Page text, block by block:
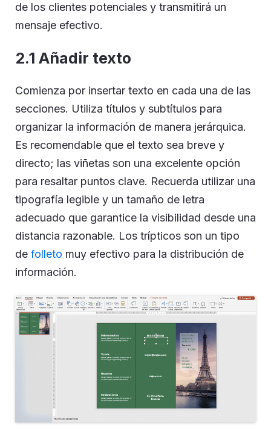
de los clientes potenciales y transmitirá un
mensaje efectivo.
2.1 Añadir texto
Comienza por insertar texto en cada una de las
secciones. Utiliza títulos y subtítulos para
organizar la información de manera jerárquica.
Es recomendable que el texto sea breve y
directo; las viñetas son una excelente opción
para resaltar puntos clave. Recuerda utilizar una
tipografía legible y un tamaño de letra
adecuado que garantice la visibilidad desde una
distancia razonable. Los trípticos son un tipo
de folleto muy efectivo para la distribución de
información.